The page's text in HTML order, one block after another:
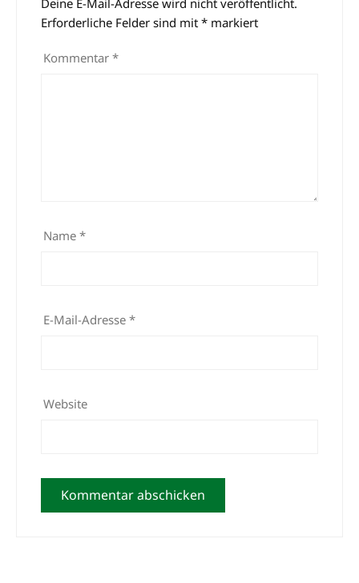
Erforderliche Felder sind mit * markiert
Kommentar *
Name *
E-Mail-Adresse *
Website